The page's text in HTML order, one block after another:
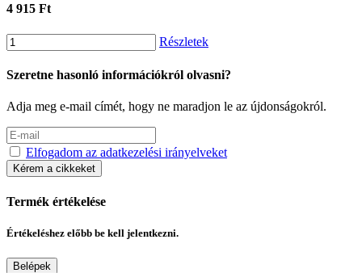
4 915 Ft
Részletek
Szeretne hasonló információkról olvasni?
Adja meg e-mail címét, hogy ne maradjon le az újdonságokról.
Elfogadom az adatkezelési irányelveket
Kérem a cikkeket
Termék értékelése
Értékeléshez előbb be kell jelentkezni.
Belépek